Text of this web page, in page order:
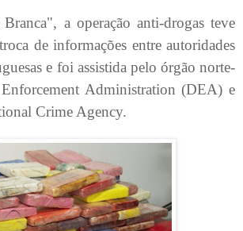
a operação anti-drogas teve
de informações entre autoridades
e foi assistida pelo órgão norte-
Administration (DEA) e
Crime Agency.